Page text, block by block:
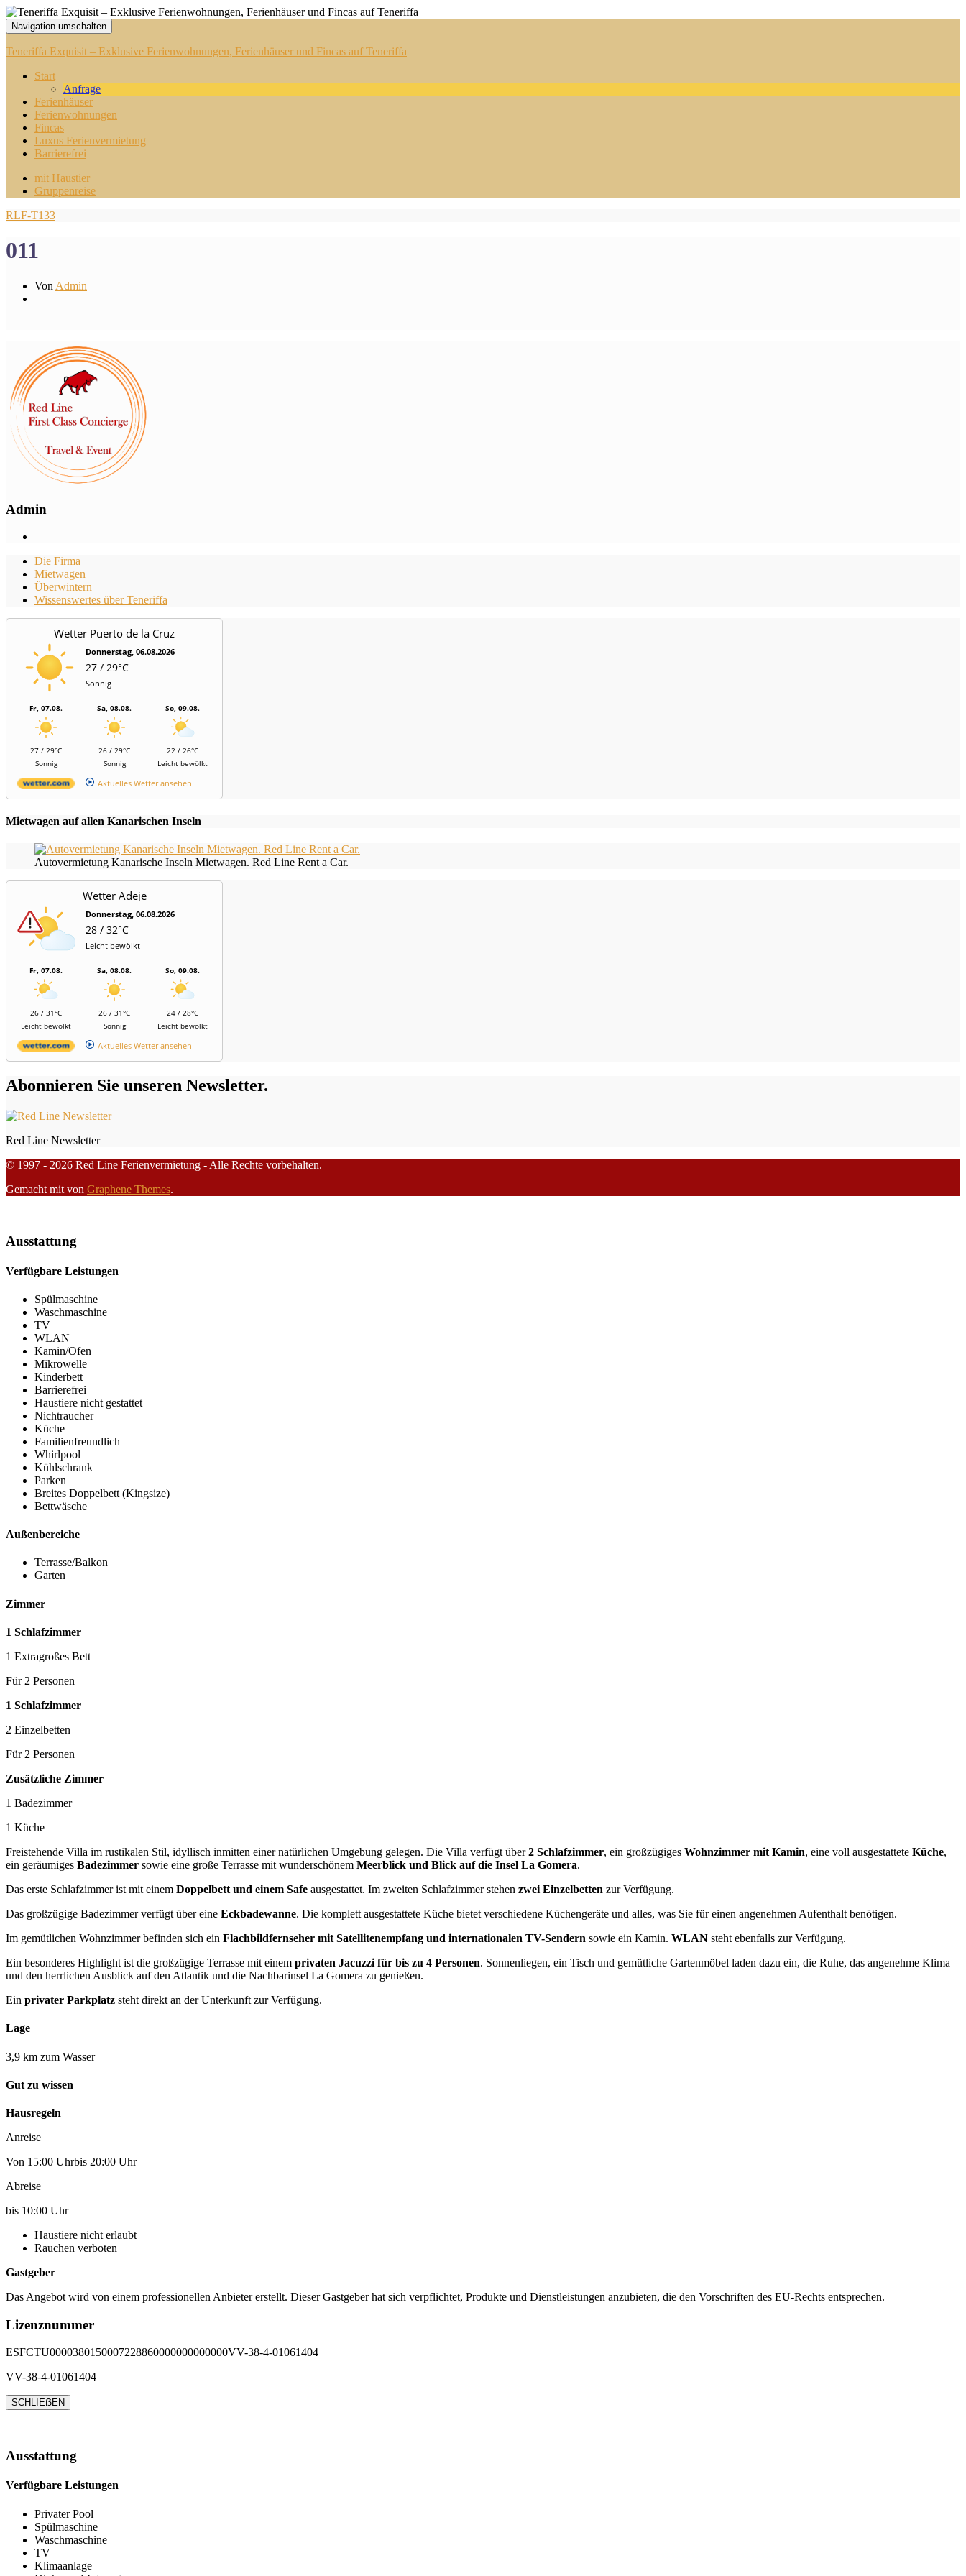
Navigation umschalten
Teneriffa Exquisit – Exklusive Ferienwohnungen, Ferienhäuser und Fincas auf Teneriffa
Start
Anfrage
Ferienhäuser
Ferienwohnungen
Fincas
Luxus Ferienvermietung
Barrierefrei
mit Haustier
Gruppenreise
RLF-T133
011
Von Admin
Admin
Die Firma
Mietwagen
Überwintern
Wissenswertes über Teneriffa
Wetter Puerto de la Cruz
Donnerstag, 06.08.2026
27 / 29°C
Sonnig
Fr, 07.08.
27 / 29°C
Sonnig
Sa, 08.08.
26 / 29°C
Sonnig
So, 09.08.
22 / 26°C
Leicht bewölkt
Aktuelles Wetter ansehen
Mietwagen auf allen Kanarischen Inseln
Autovermietung Kanarische Inseln Mietwagen. Red Line Rent a Car.
Wetter Adeje
Donnerstag, 06.08.2026
28 / 32°C
Leicht bewölkt
Fr, 07.08.
26 / 31°C
Leicht bewölkt
Sa, 08.08.
26 / 31°C
Sonnig
So, 09.08.
24 / 28°C
Leicht bewölkt
Aktuelles Wetter ansehen
Abonnieren Sie unseren Newsletter.
Red Line Newsletter
© 1997 - 2026 Red Line Ferienvermietung - Alle Rechte vorbehalten.
Gemacht mit von Graphene Themes.
Ausstattung
Verfügbare Leistungen
Spülmaschine
Waschmaschine
TV
WLAN
Kamin/Ofen
Mikrowelle
Kinderbett
Barrierefrei
Haustiere nicht gestattet
Nichtraucher
Küche
Familienfreundlich
Whirlpool
Kühlschrank
Parken
Breites Doppelbett (Kingsize)
Bettwäsche
Außenbereiche
Terrasse/Balkon
Garten
Zimmer
1 Schlafzimmer
1 Extragroßes Bett
Für 2 Personen
1 Schlafzimmer
2 Einzelbetten
Für 2 Personen
Zusätzliche Zimmer
1 Badezimmer
1 Küche
Freistehende Villa im rustikalen Stil, idyllisch inmitten einer natürlichen Umgebung gelegen. Die Villa verfügt über2 Schlafzimmer, ein großzügiges Wohnzimmer mit Kamin, eine voll ausgestattete Küche,
ein geräumiges Badezimmer sowie eine große Terrasse mit wunderschönem Meerblick und Blick auf die Insel La Gomera.
Das erste Schlafzimmer ist mit einem Doppelbett und einem Safe ausgestattet. Im zweiten Schlafzimmer stehen zwei Einzelbetten zur Verfügung.
Das großzügige Badezimmer verfügt über eine Eckbadewanne. Die komplett ausgestattete Küche bietet verschiedene Küchengeräte und alles, was Sie für einen angenehmen Aufenthalt benötigen.
Im gemütlichen Wohnzimmer befinden sich ein Flachbildfernseher mit Satellitenempfang und internationalen TV-Sendern sowie ein Kamin. WLAN steht ebenfalls zur Verfügung.
Ein besonderes Highlight ist die großzügige Terrasse mit einem privaten Jacuzzi für bis zu 4 Personen. Sonnenliegen, ein Tisch und gemütliche Gartenmöbel laden dazu ein, die Ruhe, das angenehme Klima
und den herrlichen Ausblick auf den Atlantik und die Nachbarinsel La Gomera zu genießen.
Ein privater Parkplatz steht direkt an der Unterkunft zur Verfügung.
Lage
3,9 km zum Wasser
Gut zu wissen
Hausregeln
Anreise
Von 15:00 Uhrbis 20:00 Uhr
Abreise
bis 10:00 Uhr
Haustiere nicht erlaubt
Rauchen verboten
Gastgeber
Das Angebot wird von einem professionellen Anbieter erstellt. Dieser Gastgeber hat sich verpflichtet, Produkte und Dienstleistungen anzubieten, die den Vorschriften des EU-Rechts entsprechen.
Lizenznummer
ESFCTU0000380150007228860000000000000VV-38-4-01061404
VV-38-4-01061404
SCHLIEẞEN
Ausstattung
Verfügbare Leistungen
Privater Pool
Spülmaschine
Waschmaschine
TV
Klimaanlage